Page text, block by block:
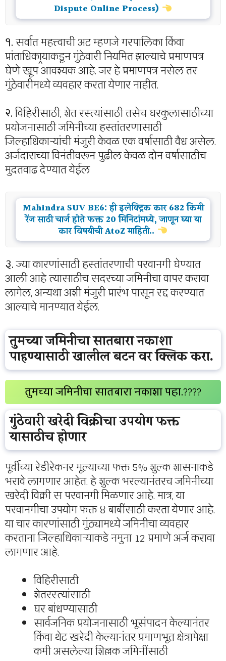
Dispute Online Process)
१.सर्वात महत्त्वाची अट म्हणजे गरपालिका किंवा
प्रांताधिकार्‍याकडून गुंठेवारी नियमित झाल्याचे प्रमाणपत्र
घेणे खूप आवश्यक आहे. जर हे प्रमाणपत्र नसेल तर
गुंठेवारीमध्ये व्यवहार करता येणार नाहीत.
२.विहिरीसाठी, शेत रस्त्यांसाठी तसेच घरकुलासाठीच्या
प्रयोजनासाठी जमिनीच्या हस्तांतरणासाठी
जिल्हाधिकाऱ्यांची मंजुरी केवळ एक वर्षासाठी वैध असेल.
अर्जदाराच्या विनंतीवरून पुढील केवळ दोन वर्षासाठीच
मुदतवाढ देण्यात येईल
Mahindra SUV BE6: ही इलेक्ट्रिक कार 682 किमी
रेंज साठी चार्ज होते फक्त 20 मिनिटांमध्ये, जाणून घ्या या
कार विषयीची AtoZ माहिती..
३.ज्या कारणांसाठी हस्तांतरणाची परवानगी घेण्यात
आली आहे त्यासाठीच सदरच्या जमिनीचा वापर करावा
लागेल, अन्यथा अशी मंजुरी प्रारंभ पासून रद्द करण्यात
आल्याचे मानण्यात येईल.
तुमच्या जमिनीचा सातबारा नकाशा
पाहण्यासाठी खालील बटन वर क्लिक करा.
तुमच्या जमिनीचा सातबारा नकाशा पहा.????
गुंठेवारी खरेदी विक्रीचा उपयोग फक्त
यासाठीच होणार
पूर्वीच्या रेडीरेकनर मूल्याच्या फक्त 5% शुल्क शासनाकडे
भरावे लागणार आहेत. हे शुल्क भरल्यानंतरच जमिनीच्या
खरेदी विक्री स परवानगी मिळणार आहे. मात्र, या
परवानगीचा उपयोग फक्त ४ बाबींसाठी करता येणार आहे.
या चार कारणांसाठी गुंठ्यामध्ये जमिनीचा व्यवहार
करताना जिल्हाधिकाऱ्याकडे नमुना 12 प्रमाणे अर्ज करावा
लागणार आहे.
विहिरीसाठी
शेतरस्त्यांसाठी
घर बांधण्यासाठी
सार्वजनिक प्रयोजनासाठी भूसंपादन केल्यानंतर
किंवा थेट खरेदी केल्यानंतर प्रमाणभूत क्षेत्रापेक्षा
कमी असलेल्या शिल्लक जमिनींसाठी